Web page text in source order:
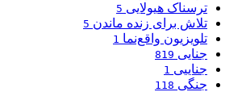
ترسناک هیولایی 5
تلاش برای زنده ماندن 5
تلویزیون واقع‌نما 1
جنایی 819
جناییی 1
جنگی 118